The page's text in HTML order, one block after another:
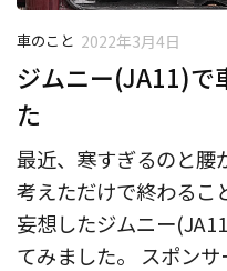
車のこと 2022年3月4日
ジムニー(JA11)で
た
最近、寒すぎるのと腰
考えただけで終わるこ
妄想したジムニー
てみました。 スポン